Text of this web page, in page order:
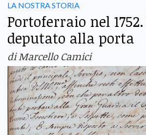
LA NOSTRA STORIA
Portoferraio nel
deputato alla porta
di Marcello Camici